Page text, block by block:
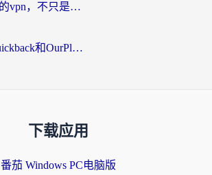
从匈牙利回国内的vpn，不只是为了刷剧那么简单
海外党必看：Quickback和OurPlay好用吗？3分钟选对回国加速器，无缝刷剧玩游戏
下载应用
番茄 Windows PC电脑版